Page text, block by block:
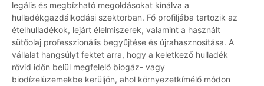
legális és megbízható megoldásokat kínálva a
hulladékgazdálkodási szektorban. Fő profiljába tartozik az
ételhulladékok, lejárt élelmiszerek, valamint a használt
sütőolaj professzionális begyűjtése és újrahasznosítása. A
vállalat hangsúlyt fektet arra, hogy a keletkező hulladék
rövid időn belül megfelelő biogáz- vagy
biodízelüzemekbe kerüljön, ahol környezetkímélő módon